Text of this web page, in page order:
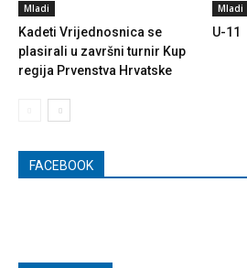
Mladi
Kadeti Vrijednosnica se
plasirali u završni turnir Kup
regija Prvenstva Hrvatske
Mladi
U-11
FACEBOOK